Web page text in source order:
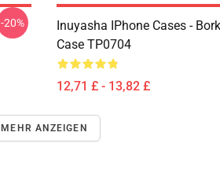
-20%
Inuyasha IPhone Cases -
Case TP0704
12,71 £ - 13,82 £
MEHR ANZEIGEN